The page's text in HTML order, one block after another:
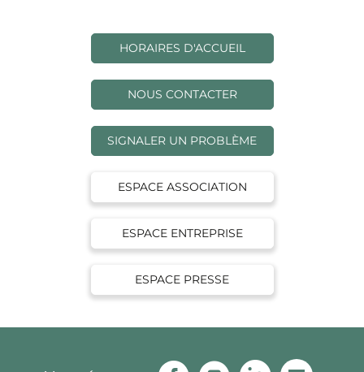
HORAIRES D'ACCUEIL
NOUS CONTACTER
SIGNALER UN PROBLÈME
ESPACE ASSOCIATION
ESPACE ENTREPRISE
ESPACE PRESSE
FacebookInstagramLinkedin